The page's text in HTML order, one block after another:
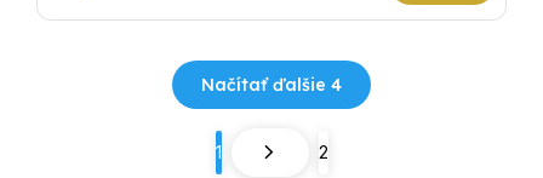
Načítať ďalšie 4
1 2